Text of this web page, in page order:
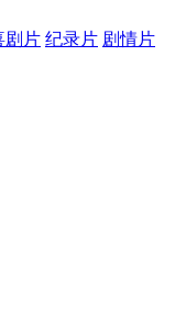
剧片 纪录片 剧情片